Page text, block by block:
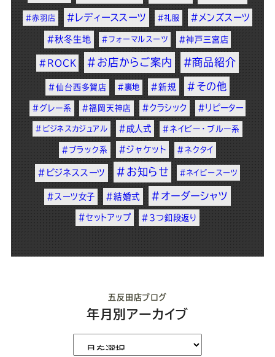
#赤羽店 #レディーススーツ #礼服 #メンズスーツ
#秋冬生地 #フォーマルスーツ #神戸三宮店
#ROCK #お店からご案内 #商品紹介
#仙台西多賀店 #裏地 #新規 #その他
#グレー系 #福岡天神店 #クラシック #リピーター
#ビジネスカジュアル #成人式 #ネイビー・ブルー系
#ブラック系 #ジャケット #ネクタイ
#ビジネススーツ #お知らせ #ネイビースーツ
#スーツ女子 #結婚式 #オーダーシャツ
#セットアップ #3つ釦段返り
五反田店ブログ
年月別アーカイブ